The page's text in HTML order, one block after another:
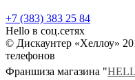
+7 (383) 383 25 84
Hello в соц.сетях
© Дискаунтер «Хеллоу»
телефонов
Франшиза магазина "